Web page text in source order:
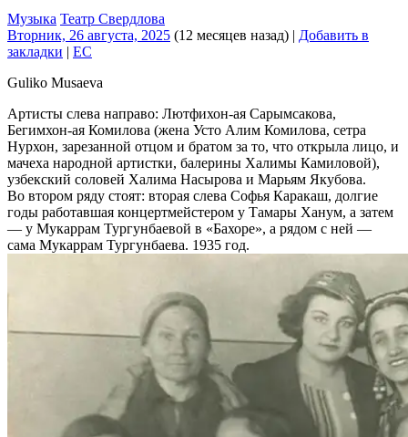
Музыка Театр Свердлова
Вторник, 26 августа, 2025 (12 месяцев назад) | Добавить в
закладки | EC
Guliko Musaeva
Артисты слева направо: Лютфихон-ая Сарымсакова,
Бегимхон-ая Комилова (жена Усто Алим Комилова, сетра
Нурхон, зарезанной отцом и братом за то, что открыла лицо, и
мачеха народной артистки, балерины Халимы Камиловой),
узбекский соловей Халима Насырова и Марьям Якубова.
Во втором ряду стоят: вторая слева Софья Каракаш, долгие
годы работавшая концертмейстером у Тамары Ханум, а затем
— у Мукаррам Тургунбаевой в «Бахоре», а рядом с ней —
сама Мукаррам Тургунбаева. 1935 год.